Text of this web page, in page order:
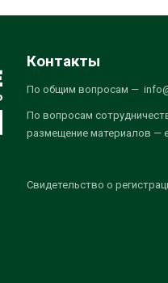
Контакты
По общим вопросам —
По вопросам
размещение материалов —
Свидетельство о